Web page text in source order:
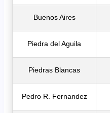
Buenos Aires
Piedra del Aguila
Piedras Blancas
Pedro R. Fernandez